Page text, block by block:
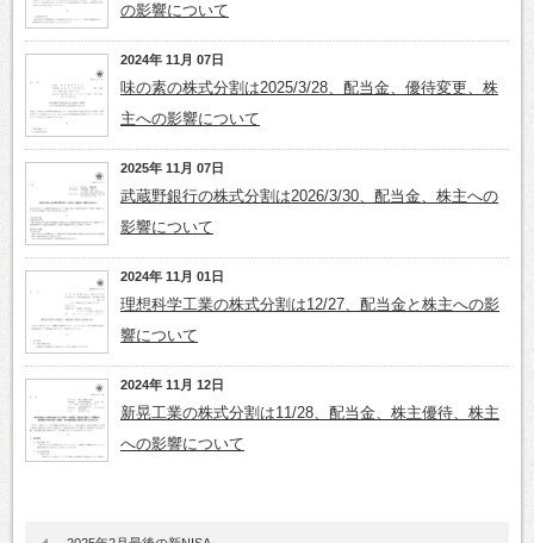
の影響について
2024年 11月 07日
味の素の株式分割は2025/3/28、配当金、優待変更、株
主への影響について
2025年 11月 07日
武蔵野銀行の株式分割は2026/3/30、配当金、株主への
影響について
2024年 11月 01日
理想科学工業の株式分割は12/27、配当金と株主への影
響について
2024年 11月 12日
新晃工業の株式分割は11/28、配当金、株主優待、株主
への影響について